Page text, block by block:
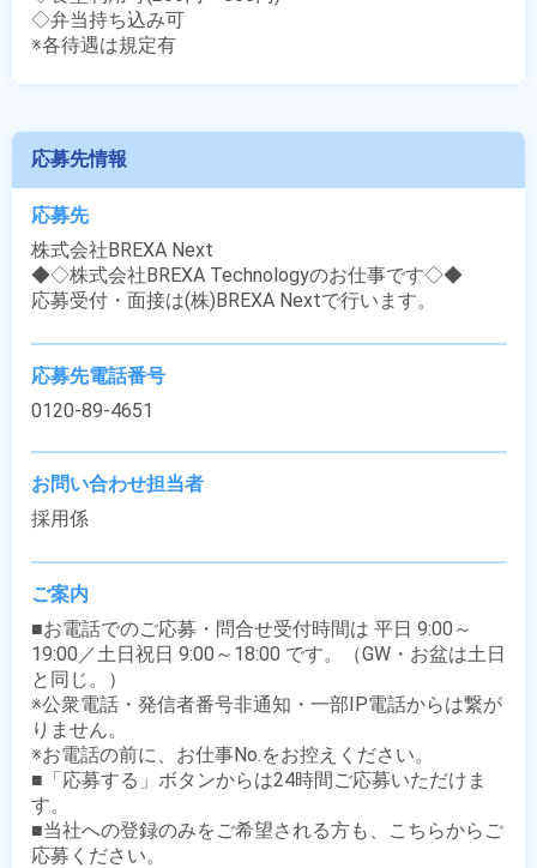
◇弁当持ち込み可
※各待遇は規定有
応募先情報
応募先
株式会社BREXA Next
◆◇株式会社BREXA Technologyのお仕事です◇◆
応募受付・面接は(株)BREXA Nextで行います。
応募先電話番号
0120-89-4651
お問い合わせ担当者
採用係
ご案内
■お電話でのご応募・問合せ受付時間は 平日 9:00～
19:00／土日祝日 9:00～18:00 です。（GW・お盆は土日
と同じ。）
※公衆電話・発信者番号非通知・一部IP電話からは繋が
りません。
※お電話の前に、お仕事No.をお控えください。
■「応募する」ボタンからは24時間ご応募いただけま
す。
■当社への登録のみをご希望される方も、こちらからご
応募ください。